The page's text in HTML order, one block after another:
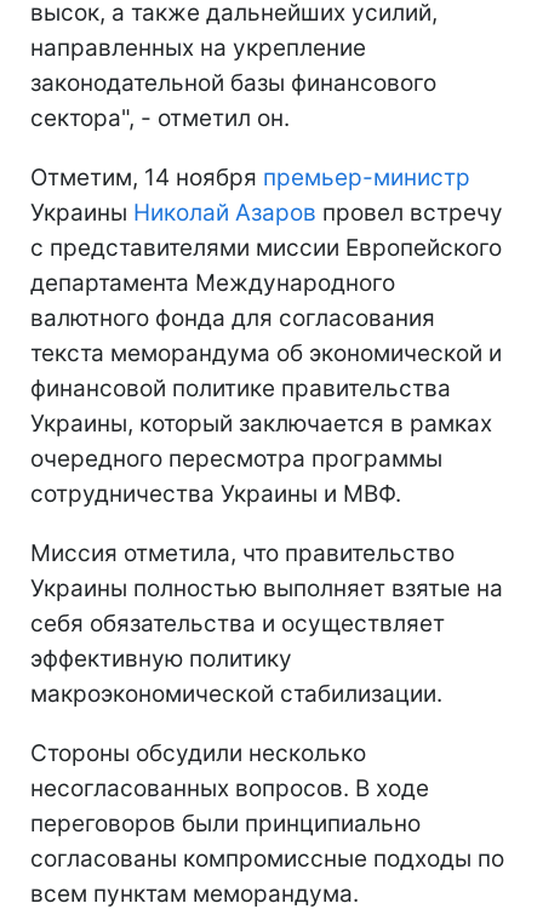
высок, а также дальнейших усилий,
направленных на укрепление
законодательной базы финансового
сектора", - отметил он.
Отметим, 14 ноября премьер-министр
Украины Николай Азаров провел встречу
с представителями миссии Европейского
департамента Международного
валютного фонда для согласования
текста меморандума об экономической и
финансовой политике правительства
Украины, который заключается в рамках
очередного пересмотра программы
сотрудничества Украины и МВФ.
Миссия отметила, что правительство
Украины полностью выполняет взятые на
себя обязательства и осуществляет
эффективную политику
макроэкономической стабилизации.
Стороны обсудили несколько
несогласованных вопросов. В ходе
переговоров были принципиально
согласованы компромиссные подходы по
всем пунктам меморандума.